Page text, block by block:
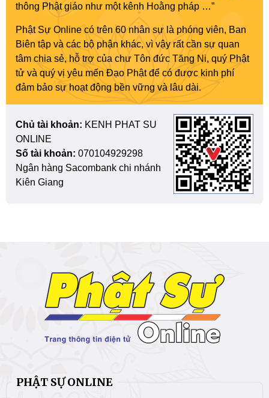
thông Phật giáo như một kênh Hoằng pháp …”
Phật Sự Online có trên 60 nhân sự là phóng viên, Ban
Biên tập và các bộ phận khác, vì vậy rất cần sự quan
tâm chia sẻ, hỗ trợ của chư Tôn đức Tăng Ni, quý Phật
tử và quý vị yêu mến Đạo Phật để có được kinh phí
đảm bảo sự hoạt động bền vững và lâu dài.
Chủ tài khoản: KENH PHAT SU
ONLINE
Số tài khoản: 070104929298
Ngân hàng Sacombank chi nhánh
Kiên Giang
PHẬT SỰ ONLINE